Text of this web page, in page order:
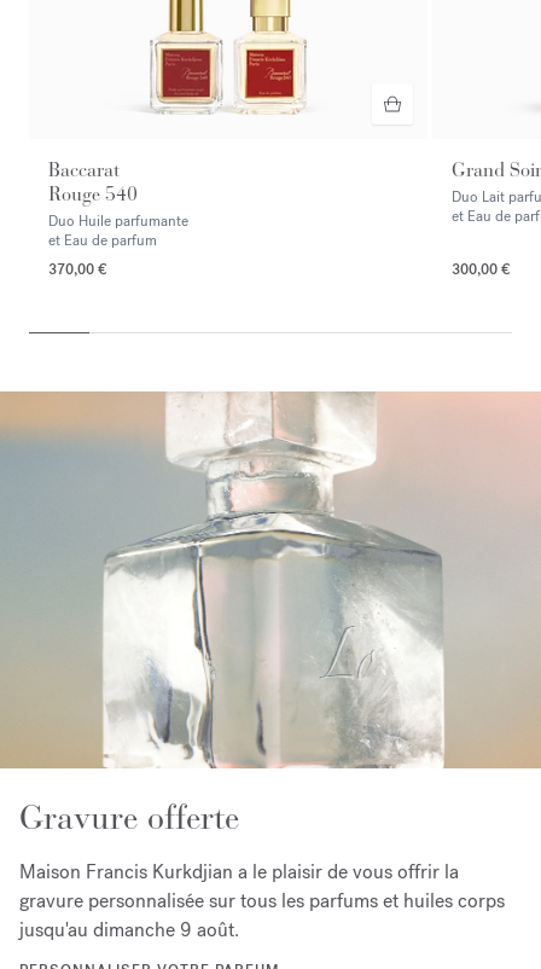
Baccarat
Rouge 540
Duo Huile parfumante
et Eau de parfum
370,00 €
Grand Soir
Duo Lait
et Eau de
300,00 €
Gravure offerte
Maison Francis Kurkdjian a le plaisir de vous offrir la
gravure personnalisée sur tous les parfums et huiles corps
jusqu'au dimanche 9 août.